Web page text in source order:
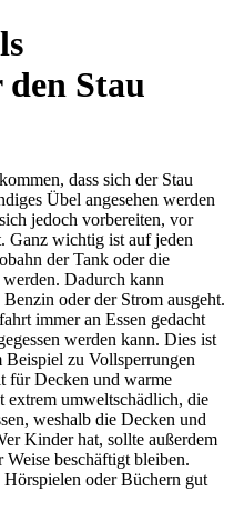
Stau
dass sich der Stau
Übel angesehen werden
jedoch vorbereiten, vor
Ganz wichtig ist auf jeden
der Tank oder die
Dadurch kann
oder der Strom ausgeht.
immer an Essen gedacht
werden kann. Dies ist
zu Vollsperrungen
für Decken und warme
umweltschädlich, die
weshalb die Decken und
Kinder hat, sollte außerdem
Weise beschäftigt bleiben.
oder Büchern gut